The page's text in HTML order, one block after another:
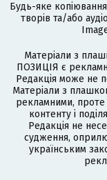
Будь-яке
творів та/або
Матеріали з
ПОЗИЦІЯ є
Редакція може не
Матеріали з
рекламними, проте
контенту і
Редакція не
судження,
українським